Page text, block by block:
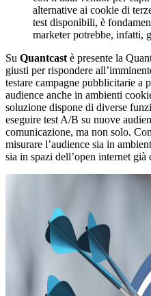
alternative ai cookie di
test disponibili, è
marketer potrebbe, infatti,
Su Quantcastè presente la
giusti per rispondere
testare campagne pubblicitarie a
audience anche in ambienti
soluzione dispone di diverse
eseguire test A/B su nuove
comunicazione, ma non solo.
misurare l’audience sia in
sia in spazi dell’open internet già